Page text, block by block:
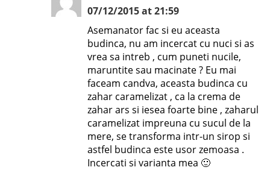
07/12/2015 at 21:59
Asemanator fac si eu aceasta
budinca, nu am incercat cu nuci si as
vrea sa intreb , cum puneti nucile,
maruntite sau macinate ? Eu mai
faceam candva, aceasta budinca cu
zahar caramelizat , ca la crema de
zahar ars si iesea foarte bine , zaharul
caramelizat impreuna cu sucul de la
mere, se transforma intr-un sirop si
astfel budinca este usor zemoasa .
Incercati si varianta mea 🙂